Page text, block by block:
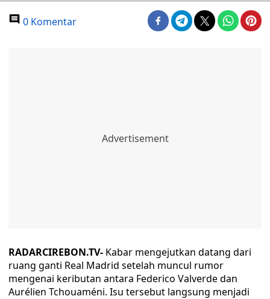
0 Komentar
RADARCIREBON.TV- Kabar mengejutkan datang dari
ruang ganti Real Madrid setelah muncul rumor
mengenai keributan antara Federico Valverde dan
Aurélien Tchouaméni. Isu tersebut langsung menjadi